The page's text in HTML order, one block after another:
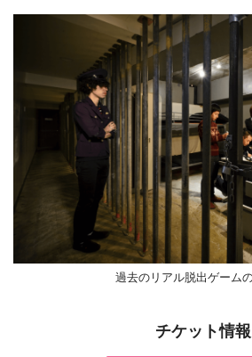
過去のリアル脱出ゲーム
チケット情報